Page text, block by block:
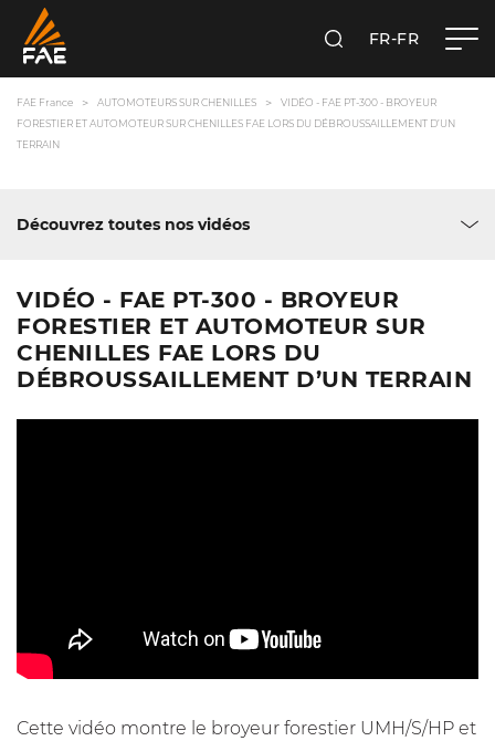
RECHERCHER
FR-FR
FAE France AUTOMOTEURS SUR CHENILLES
VIDÉO - FAE PT-300 - BROYEUR
FORESTIER ET AUTOMOTEUR SUR CHENILLES FAE LORS DU DÉBROUSSAILLEMENT D’UN
TERRAIN
Découvrez toutes nos vidéos
VIDÉO - FAE PT-300 - BROYEUR
FORESTIER ET AUTOMOTEUR SUR
CHENILLES FAE LORS DU
DÉBROUSSAILLEMENT D’UN TERRAIN
Cette vidéo montre le broyeur forestier UMH/S/HP et